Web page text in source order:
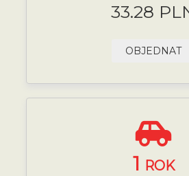
33.28
OBJEDNAT
1 ROK